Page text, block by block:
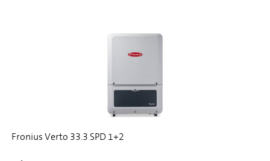
Fronius Verto 33.3 SPD 1+2